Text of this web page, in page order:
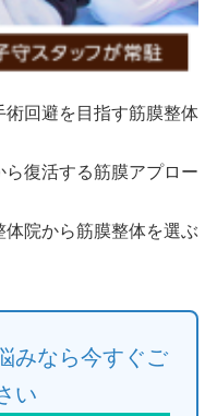
術回避を目指す筋膜整体
ら復活する筋膜アプロー
体院から筋膜整体を選ぶ
みなら今すぐご
い